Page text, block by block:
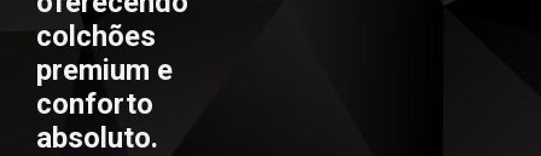
colchões
premium e
conforto
absoluto.